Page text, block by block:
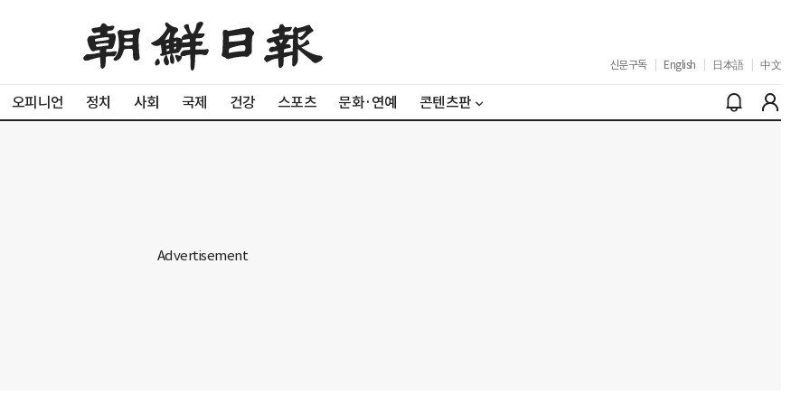
신문구독 English 日本語 中文
오피니언 정치 사회 국제 건강 스포츠 문화·연예 콘텐츠판